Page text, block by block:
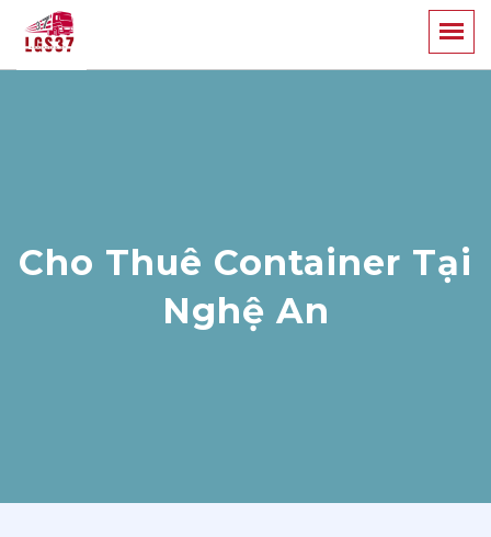
Cho Thuê Container Tại
Nghệ An